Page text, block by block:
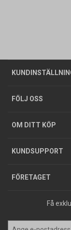
Företagskund /
FÖLJ OSS
OM DITT KÖP
Allmänna
Integritetspolicy
GDPR
KUNDSUPPORT
Butiker
Foldrar och
Köpguider
Varumärken
FÖRETAGET
Om oss
Tjänster
Hållbarhet
Jobba hos oss
Press
Få